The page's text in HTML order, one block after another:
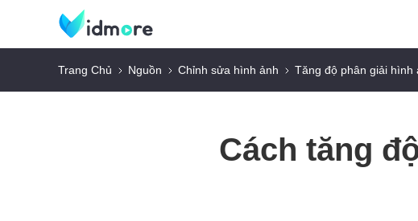
Trang Chủ Nguồn Chỉnh sửa hình ảnh Tăng độ phân giải hình
Cách tăng